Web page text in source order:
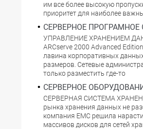
им все более высокую
приоритет для наиболее
СЕРВЕРНОЕ ПРОГРАМНОЕ
УПРАВЛЕНИЕ ХРАНЕНИЕМ
ARCserve 2000 Advanced
лавина корпоративных
размеров. Сетевые
только разместить где-то
СЕРВЕРНОЕ
СЕРВЕРНАЯ СИСТЕМА
рынка хранения данных не
компания EMC решила
массивов дисков для сетей